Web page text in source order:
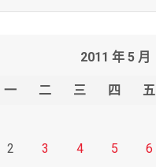
2011 年 5 月
一 二 三 四 五
2
3 4 5 6